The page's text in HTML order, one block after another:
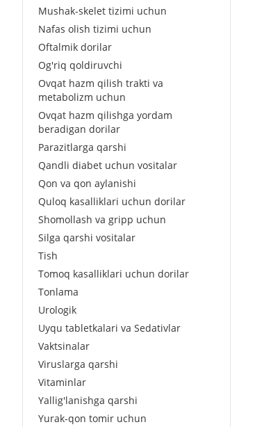
Mushak-skelet tizimi uchun
Nafas olish tizimi uchun
Oftalmik dorilar
Og'riq qoldiruvchi
Ovqat hazm qilish trakti va
metabolizm uchun
Ovqat hazm qilishga yordam
beradigan dorilar
Parazitlarga qarshi
Qandli diabet uchun vositalar
Qon va qon aylanishi
Quloq kasalliklari uchun dorilar
Shomollash va gripp uchun
Silga qarshi vositalar
Tish
Tomoq kasalliklari uchun dorilar
Tonlama
Urologik
Uyqu tabletkalari va Sedativlar
Vaktsinalar
Viruslarga qarshi
Vitaminlar
Yallig'lanishga qarshi
Yurak-qon tomir uchun